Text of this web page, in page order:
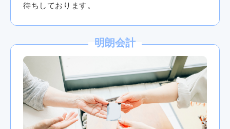
待ちしております。
明朗会計